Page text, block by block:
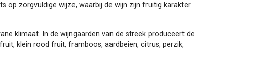
op zorgvuldige wijze, waarbij de wijn zijn fruitig karakter
klimaat. In de wijngaarden van de streek produceert de
klein rood fruit, framboos, aardbeien, citrus, perzik,